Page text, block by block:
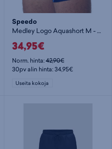
Speedo
Medley Logo Aquashort M - miesten uimahousut
34,95€
Norm. hinta:42,90€
30pv alin hinta: 34,95€
Useita kokoja